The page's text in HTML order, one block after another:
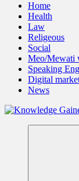
Home
Health
Law
Religeous
Social
Meo/Mewati
Speaking
Digital
News
Read & Spread